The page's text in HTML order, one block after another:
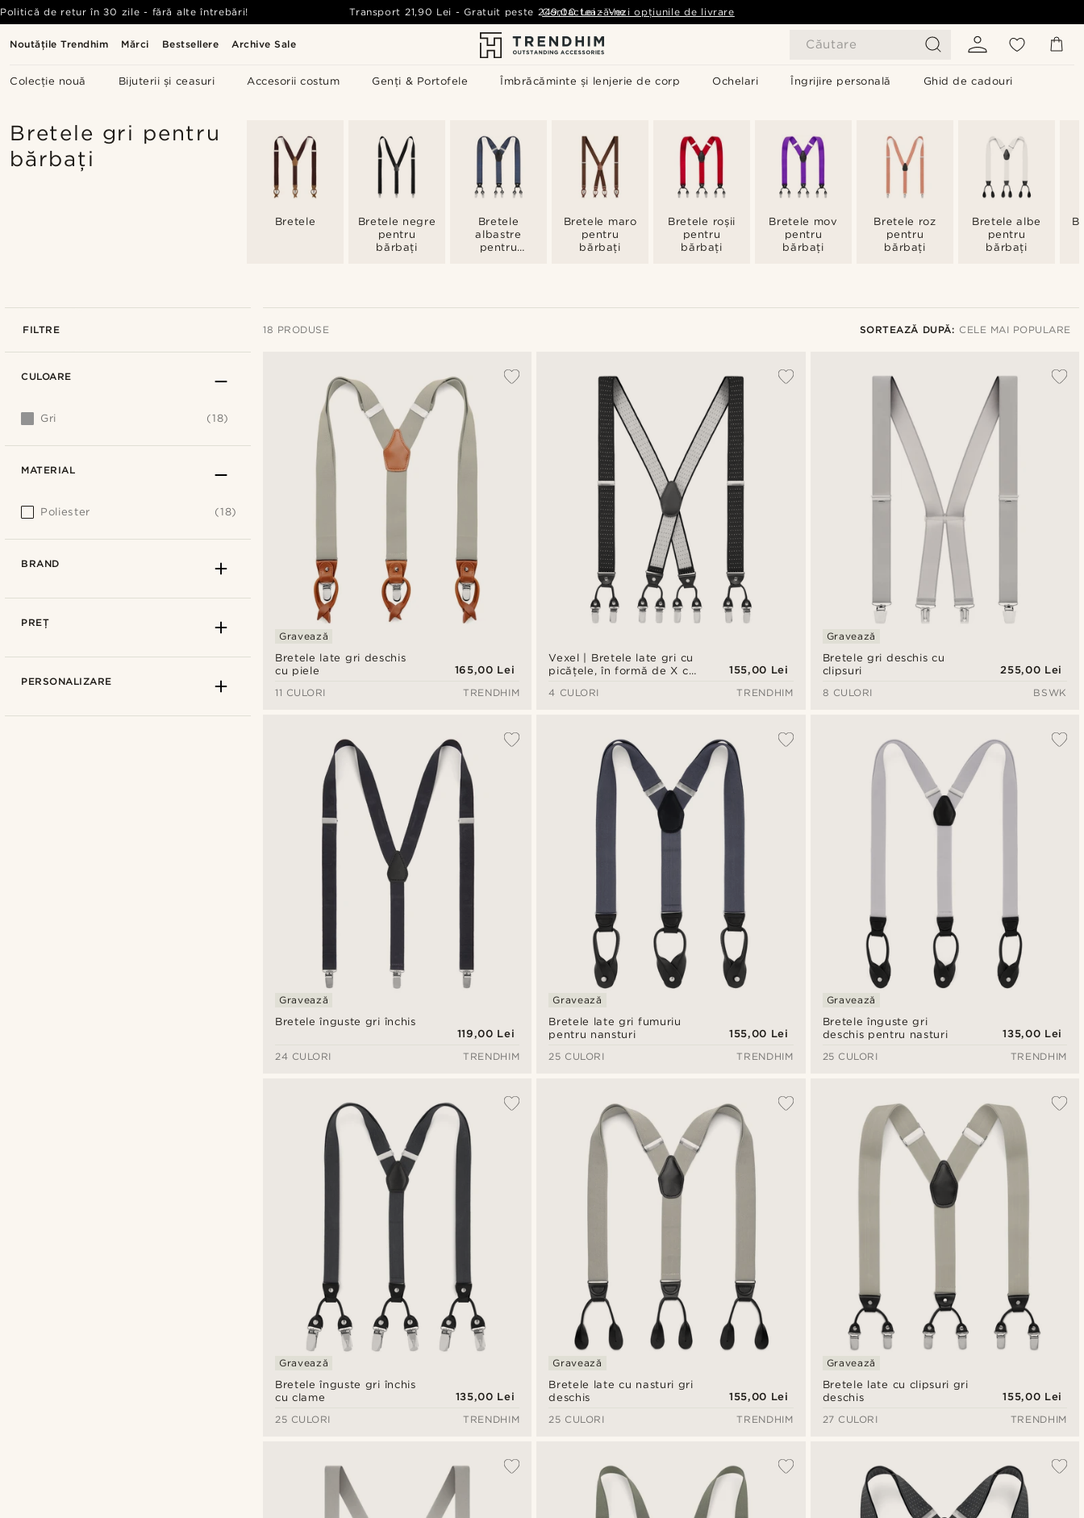
Noutățile Trendhim Mărci Bestsellere Archive Sale Căutare
Colecție nouă Bijuterii și ceasuri Accesorii costum Genți & Portofele Îmbrăcăminte și lenjerie de corp Ochelari Îngrijire personală Ghid de cadouri
Politică de retur în 30 zile - fără alte întrebări! Transport 21,90 Lei -Gratuit peste 249,00 Lei - Vezi opțiunile de livrare
Contactează-ne
Bretele gri pentru
bărbați
Bretele
Bretele negre
pentru
bărbați
Bretele
albastre
pentru
Bretele maro
pentru
bărbați
Bretele roșii
pentru
bărbați
Bretele mov
pentru
bărbați
Bretele roz
pentru
bărbați
Bretele albe
pentru
bărbați
FILTRE 18 PRODUSE SORTEAZĂ DUPĂ: CELE MAI POPULARE
Cele mai noi
Preț crescător
Preț descrescător
Bretele late gri deschis
cu piele
Gravează
165,00 Lei
11 CULORI
TRENDHIM
Vexel | Bretele late gri cu
picățele, în formă de X cu
155,00 Lei
4 CULORI
TRENDHIM
Bretele gri deschis cu
clipsuri
Gravează
255,00 Lei
8 CULORI
BSWK
Bretele înguste gri închis
Gravează
119,00 Lei
24 CULORI
TRENDHIM
Bretele late gri fumuriu
pentru nansturi
Gravează
155,00 Lei
25 CULORI
TRENDHIM
Bretele înguste gri
deschis pentru nasturi
Gravează
135,00 Lei
25 CULORI
TRENDHIM
Bretele înguste gri închis
cu clame
Gravează
135,00 Lei
25 CULORI
TRENDHIM
Bretele late cu nasturi gri
deschis
Gravează
155,00 Lei
25 CULORI
TRENDHIM
Bretele late cu clipsuri gri
deschis
Gravează
155,00 Lei
27 CULORI
TRENDHIM
CULOARE
Gri (18)
MATERIAL
Poliester (18)
BRAND
PREȚ
PERSONALIZARE